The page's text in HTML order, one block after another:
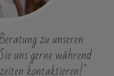
zu unseren
uns gerne während
kontaktieren!"